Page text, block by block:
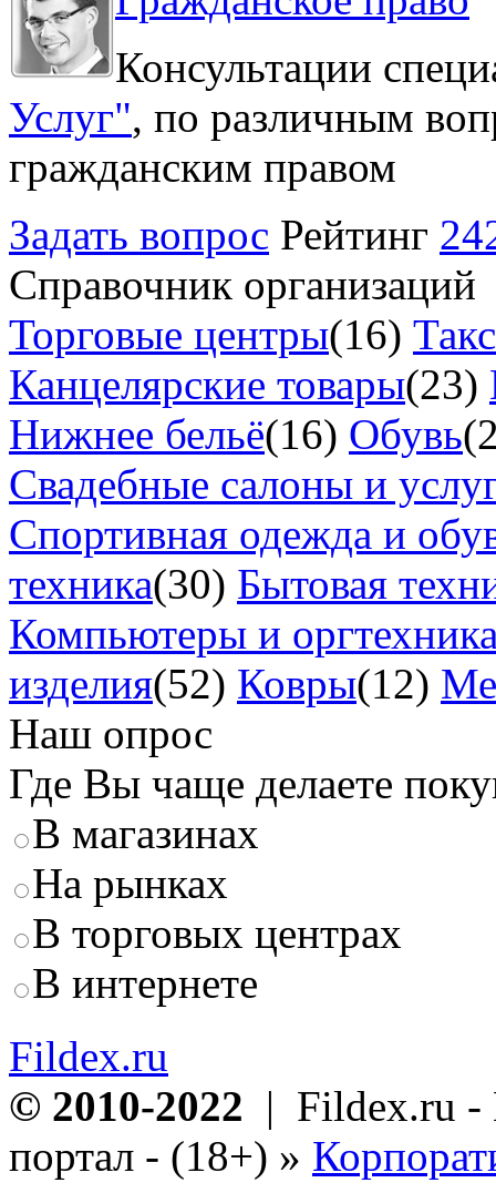
Консультации
Услуг", по различным
гражданским правом
Задать вопрос Рейтинг
Справочник организаций
Торговые центры(16)
Канцелярские товары(23)
Нижнее бельё(16) Обувь
Свадебные салоны и
Спортивная одежда и
техника(30) Бытовая
Компьютеры и
изделия(52) Ковры(12)
Наш опрос
Где Вы чаще делаете
В магазинах
На рынках
В торговых центрах
В интернете
Fildex.ru
© 2010-2022 | Fildex.ru -
портал - (18+) »